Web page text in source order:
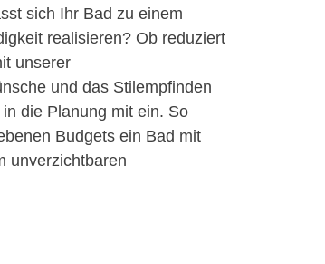
sich Ihr Bad zu einem
realisieren? Ob reduziert
unserer
und das Stilempfinden
die Planung mit ein. So
Budgets ein Bad mit
unverzichtbaren